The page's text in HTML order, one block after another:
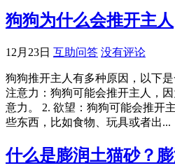
狗狗为什么会推开主人
12月23日 互助问答 没有评论
狗狗推开主人有多种原因，以下
注意力：狗狗可能会推开主人，
意力。 2. 欲望：狗狗可能会推开
些东西，比如食物、玩具或者出...
什么是膨润土猫砂？